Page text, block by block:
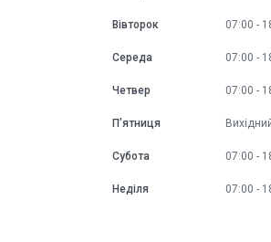
Вівторок 07:00
Середа 07:00
Четвер 07:00
Пʼятниця
Субота 07:00
Неділя 07:00